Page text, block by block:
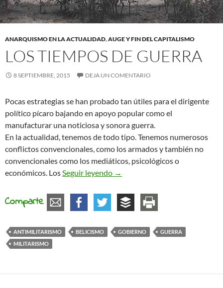
ANARQUISMO EN LA ACTUALIDAD,AUGE Y FIN DEL CAPITALISMO
LOS TIEMPOS DE GUERRA
8 SEPTIEMBRE, 2015 DEJA UN COMENTARIO
Pocas estrategias se han probado tan útiles para el dirigente
político pícaro bajando en apoyo popular como el
manufacturar una noticiosa y sonora guerra.
En la actualidad, tenemos de todo tipo. Tenemos numerosos
conflictos convencionales, como los armados y también no
convencionales como los mediáticos, psicológicos o
económicos. Los Seguir leyendo Los tiempos de guerra
→
Comparte
ANTIMILITARISMO BELICISMO GOBIERNO
GUERRA
MILITARISMO